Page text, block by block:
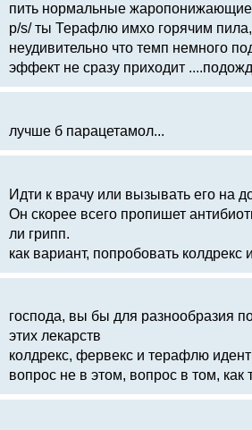
пить нормальные
p/s/ ты Терафлю имхо горячим
неудивительно что темп немного
эффект не сразу приходит
лучше б парацетамол...
Идти к врачу или вызывать его на
Он скорее всего пропишет
ли грипп.
как вариант, попробовать колдрекс
господа, вы бы для разнообразия
этих лекарств
колдрекс, фервекс и терафлю
вопрос не в этом, вопрос в том, как